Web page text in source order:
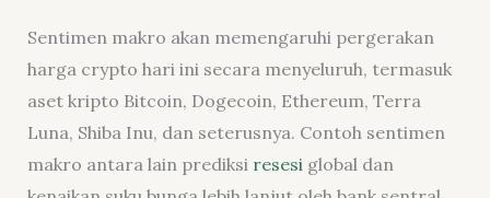
Sentimen makro akan memengaruhi pergerakan
harga crypto hari ini secara menyeluruh, termasuk
aset kripto Bitcoin, Dogecoin, Ethereum, Terra
Luna, Shiba Inu, dan seterusnya. Contoh sentimen
makro antara lain prediksi resesi global dan